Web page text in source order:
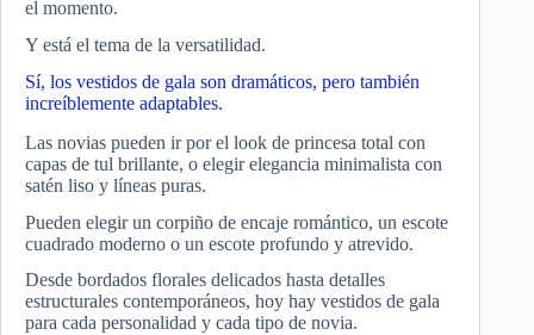
el momento.
Y está el tema de la versatilidad.
Sí, los vestidos de gala son dramáticos, pero también
increíblemente adaptables.
Las novias pueden ir por el look de princesa total con
capas de tul brillante, o elegir elegancia minimalista con
satén liso y líneas puras.
Pueden elegir un corpiño de encaje romántico, un escote
cuadrado moderno o un escote profundo y atrevido.
Desde bordados florales delicados hasta detalles
estructurales contemporáneos, hoy hay vestidos de gala
para cada personalidad y cada tipo de novia.